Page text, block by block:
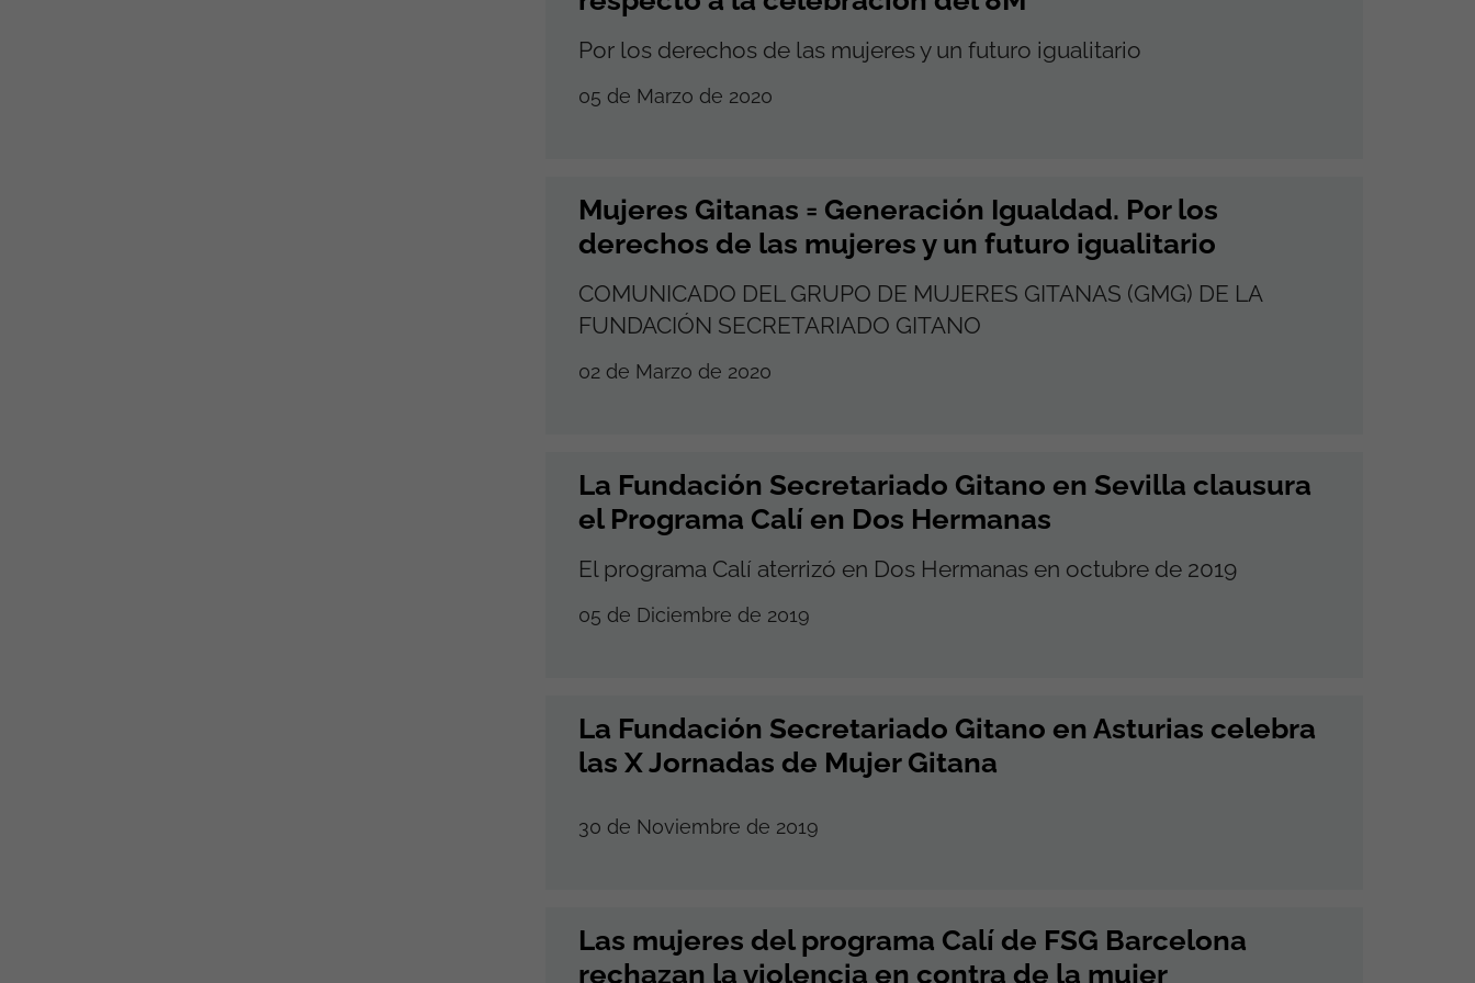
Por los derechos de las mujeres y un futuro igualitario
05 de Marzo de 2020
Mujeres Gitanas = Generación Igualdad. Por los
derechos de las mujeres y un futuro igualitario
COMUNICADO DEL GRUPO DE MUJERES GITANAS (GMG) DE LA
FUNDACIÓN SECRETARIADO GITANO
02 de Marzo de 2020
La Fundación Secretariado Gitano en Sevilla clausura
el Programa Calí en Dos Hermanas
El programa Calí aterrizó en Dos Hermanas en octubre de 2019
05 de Diciembre de 2019
La Fundación Secretariado Gitano en Asturias celebra
las X Jornadas de Mujer Gitana
30 de Noviembre de 2019
Las mujeres del programa Calí de FSG Barcelona
rechazan la violencia en contra de la mujer